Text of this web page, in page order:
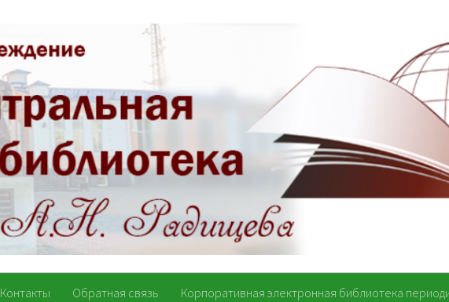
Контакты Обратная связь Корпоративная электронная библиотека